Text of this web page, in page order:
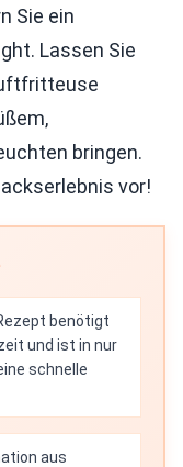
Sie ein
Lassen Sie
bringen.
vor!
benötigt
und ist in nur
schnelle
aus